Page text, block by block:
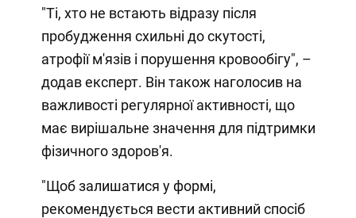
"Ті, хто не встають відразу після
пробудження схильні до скутості,
атрофії м'язів і порушення кровообігу", –
додав експерт. Він також наголосив на
важливості регулярної активності, що
має вирішальне значення для підтримки
фізичного здоров'я.
"Щоб залишатися у формі,
рекомендується вести активний спосіб